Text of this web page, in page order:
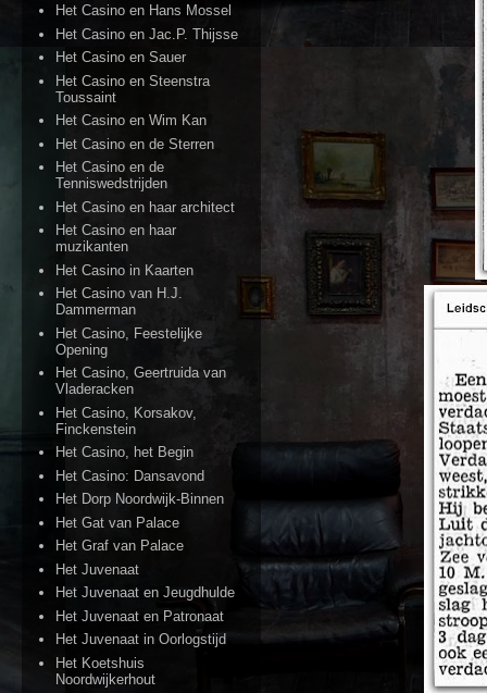
Het Casino en Hans Mossel
Het Casino en Jac.P. Thijsse
Het Casino en Sauer
Het Casino en Steenstra
Toussaint
Het Casino en Wim Kan
Het Casino en de Sterren
Het Casino en de
Tenniswedstrijden
Het Casino en haar architect
Het Casino en haar
muzikanten
Het Casino in Kaarten
Het Casino van H.J.
Dammerman
Het Casino, Feestelijke
Opening
Het Casino, Geertruida van
Vladeracken
Het Casino, Korsakov,
Finckenstein
Het Casino, het Begin
Het Casino: Dansavond
Het Dorp Noordwijk-Binnen
Het Gat van Palace
Het Graf van Palace
Het Juvenaat
Het Juvenaat en Jeugdhulde
Het Juvenaat en Patronaat
Het Juvenaat in Oorlogstijd
Het Koetshuis
Noordwijkerhout